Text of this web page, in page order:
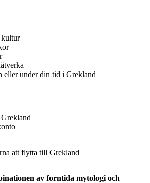
eller under din tid i Grekland
att flytta till Grekland
av forntida mytologi och